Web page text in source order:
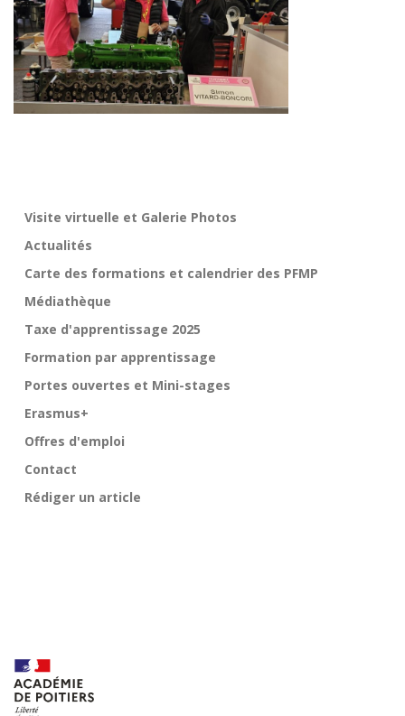
Visite virtuelle et Galerie Photos
Actualités
Carte des formations et calendrier des PFMP
Médiathèque
Taxe d'apprentissage 2025
Formation par apprentissage
Portes ouvertes et Mini-stages
Erasmus+
Offres d'emploi
Contact
Rédiger un article